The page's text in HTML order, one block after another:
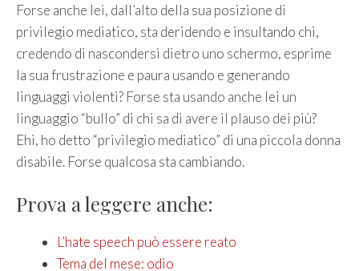
Forse anche lei, dall’alto della sua posizione di
privilegio mediatico, sta deridendo e insultando chi,
credendo di nascondersi dietro uno schermo, esprime
la sua frustrazione e paura usando e generando
linguaggi violenti? Forse sta usando anche lei un
linguaggio “bullo” di chi sa di avere il plauso dei più?
Ehi, ho detto “privilegio mediatico” di una piccola donna
disabile. Forse qualcosa sta cambiando.
Prova a leggere anche:
L’hate speech può essere reato
Tema del mese: odio